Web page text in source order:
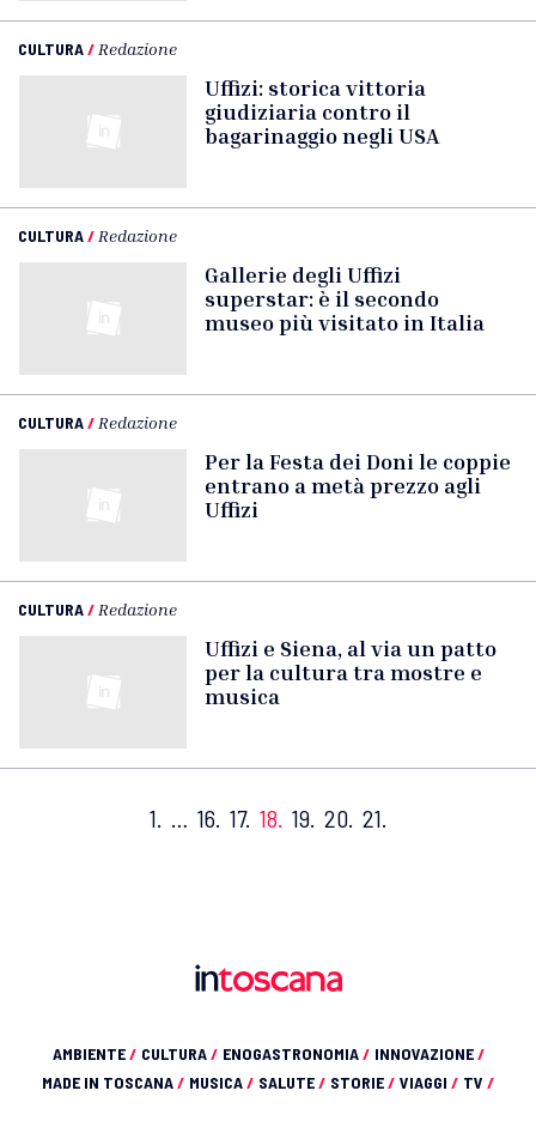
CULTURA/ Redazione
Uffizi: storica vittoria
giudiziaria contro il
bagarinaggio negli USA
CULTURA/ Redazione
Gallerie degli Uffizi
superstar: è il secondo
museo più visitato in Italia
CULTURA/ Redazione
Per la Festa dei Doni le coppie
entrano a metà prezzo agli
Uffizi
CULTURA/ Redazione
Uffizi e Siena, al via un patto
per la cultura tra mostre e
musica
1. … 16. 17. 18. 19. 20. 21.
AMBIENTE/ CULTURA/ ENOGASTRONOMIA/ INNOVAZIONE/
MADE IN TOSCANA/ MUSICA/ SALUTE/ STORIE/ VIAGGI / TV /